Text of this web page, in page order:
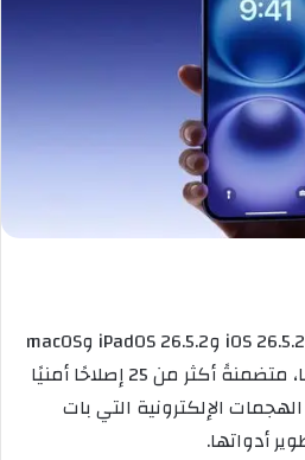
أصدرت شركة آبل تحديثات iOS 26.5.2 وiPadOS 26.5.2 وmacOS
Tahoe 26.5.2 قبل موعدها، متضمنةً أكثر من 25 إصلاحًا أمنيًا
الإلكترونية التي بات
أدواتها.